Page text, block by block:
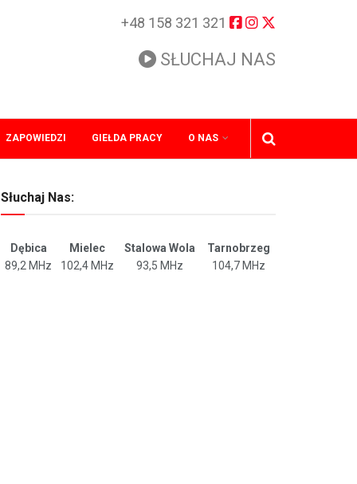
+48 158 321 321
SŁUCHAJ NAS
ZAPOWIEDZI GIEŁDA PRACY O NAS
Słuchaj Nas:
Dębica Mielec Stalowa Wola
Tarnobrzeg
89,2 MHz
102,4 MHz 93,5 MHz 104,7 MHz